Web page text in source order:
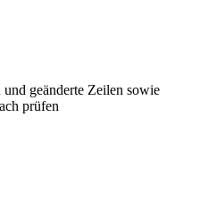
geänderte Zeilen sowie
prüfen